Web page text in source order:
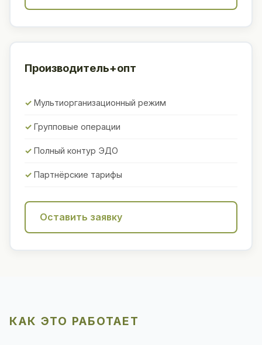
Производитель+опт
Мультиорганизационный режим
Групповые операции
Полный контур ЭДО
Партнёрские тарифы
Оставить заявку
КАК ЭТО РАБОТАЕТ